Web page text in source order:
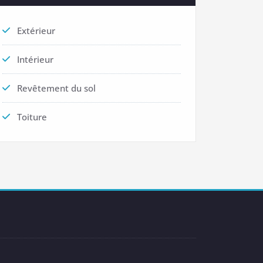
Extérieur
Intérieur
Revêtement du sol
Toiture